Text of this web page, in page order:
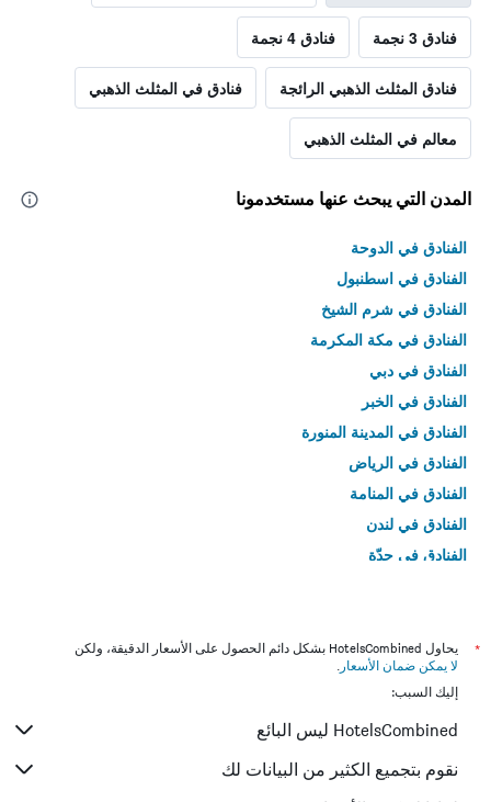
فنادق 3 نجمة فنادق 4 نجمة
فنادق المثلث الذهبي الرائجة فنادق في المثلث الذهبي
معالم في المثلث الذهبي
المدن التي يبحث عنها مستخدمونا
الفنادق في الدوحة
الفنادق في اسطنبول
الفنادق في شرم الشيخ
الفنادق في مكة المكرمة
الفنادق في دبي
الفنادق في الخبر
الفنادق في المدينة المنورة
الفنادق في الرياض
الفنادق في المنامة
الفنادق في لندن
الفنادق في جدّة
*
يحاول HotelsCombined بشكل دائم الحصول على الأسعار الدقيقة، ولكن
لا يمكن ضمان الأسعار .
إليك السبب:
HotelsCombined ليس البائع
نقوم بتجميع الكثير من البيانات لك